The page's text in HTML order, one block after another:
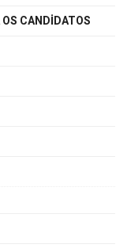
CANDIDATOS